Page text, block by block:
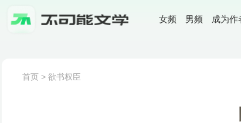
女频 男频 成为作
首页 > 欲书权臣